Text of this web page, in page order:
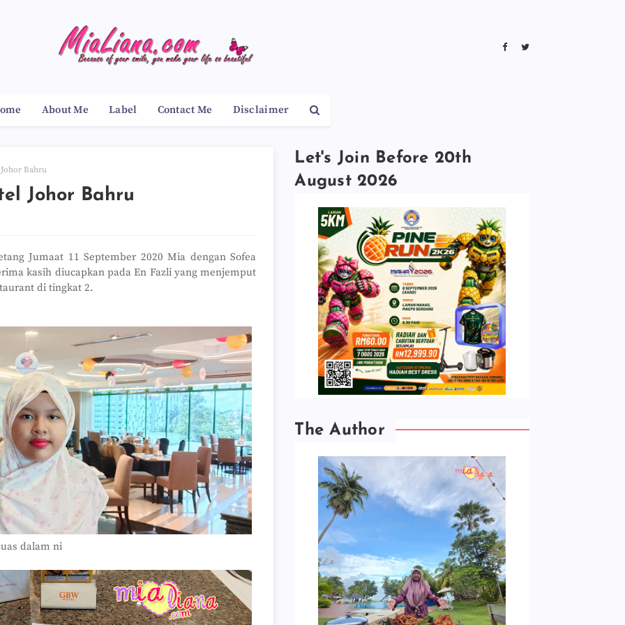
About Me Label Contact Me Disclaimer
Bahru
Johor Bahru
Jumaat 11 September 2020 Mia dengan Sofea
kasih diucapkan pada En Fazli yang menjemput
di tingkat 2.
dalam ni
Let's Join Before 20th
August 2026
The Author